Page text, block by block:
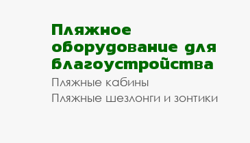
Пляжное
оборудование для
благоустройства
Пляжные кабины
Пляжные шезлонги и зонтики